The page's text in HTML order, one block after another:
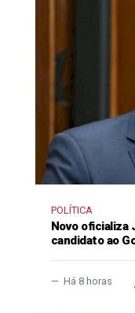
POLÍTICA
Novo oficializa
candidato ao
Há 8 horas